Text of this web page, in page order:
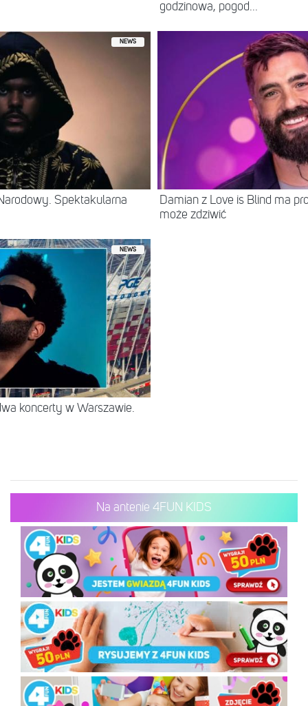
godzinowa, pogod...
NEWS
Spektakularna
Damian z Love is Blind ma
może zdziwić
NEWS
koncerty w Warszawie.
Na antenie 4FUN KIDS